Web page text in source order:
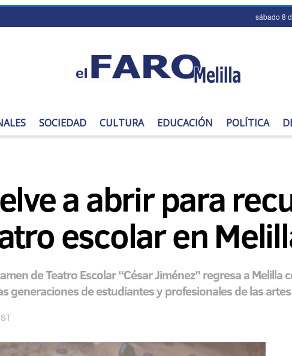
sábado 8
SOCIEDAD CULTURA EDUCACIÓN POLÍTICA
a abrir para
escolar en
de Teatro Escolar “César Jiménez” regresa a
generaciones de estudiantes y profesionales de las